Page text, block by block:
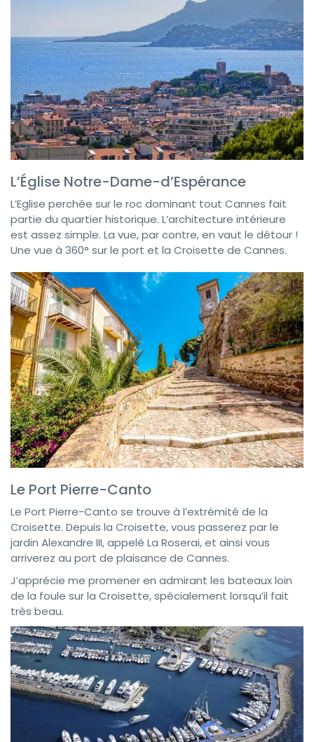
L’Église Notre-Dame-d’Espérance
L’Eglise perchée sur le roc dominant tout Cannes fait
partie du quartier historique. L’architecture intérieure
est assez simple. La vue, par contre, en vaut le détour !
Une vue à 360° sur le port et la Croisette de Cannes.
Le Port Pierre-Canto
Le Port Pierre-Canto se trouve à l’extrémité de la
Croisette. Depuis la Croisette, vous passerez par le
jardin Alexandre III, appelé La Roserai, et ainsi vous
arriverez au port de plaisance de Cannes.
J’apprécie me promener en admirant les bateaux loin
de la foule sur la Croisette, spécialement lorsqu’il fait
très beau.